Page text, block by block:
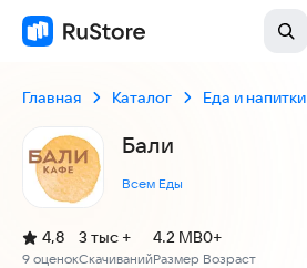
Главная Каталог Еда и напитки
Бали
Всем Еды
Рейтинг:
4,8
(
9 оценок
)
Скачиваний
3 тыс +
Размер
4.2 MB
Возраст
0+